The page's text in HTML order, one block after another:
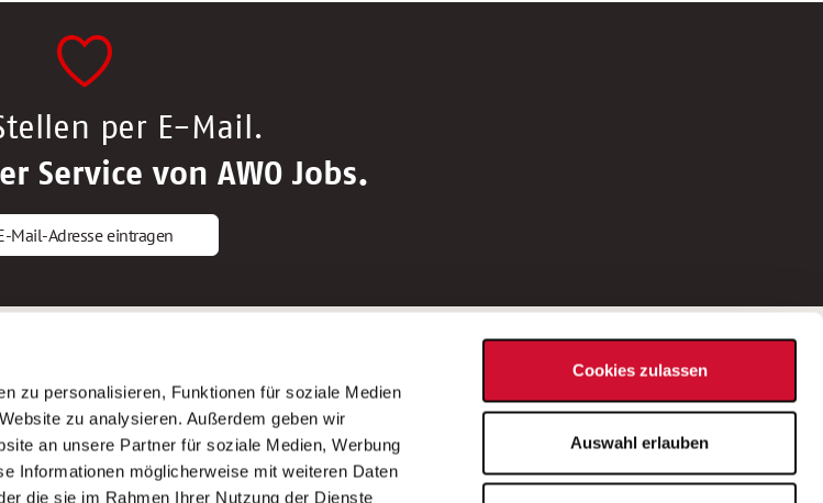
zu personalisieren, Funktionen für soziale Medien
zu analysieren. Außerdem geben wir
an unsere Partner für soziale Medien, Werbung
Informationen möglicherweise mit weiteren Daten
die sie im Rahmen Ihrer Nutzung der Dienste
Cookies zulassen
Auswahl erlauben
per E-Mail.
Service von AWO Jobs.
Mail-Adresse eintragen
AWO Gliederungen nach Bundesland
Stellenangebote nach Bundesländern
Sitemap
Impressum
Datenschutz
Bei Fragen zu einer Stellenausschreibung
wenden Sie sich bitte an die*den in der
Stellenausschreibung genannte*n